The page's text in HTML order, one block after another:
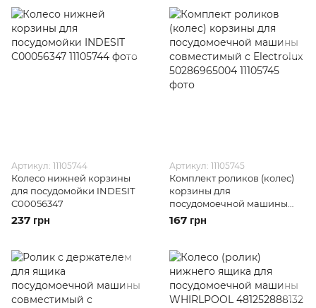
Артикул: 11105744
Колесо нижней корзины
для посудомойки INDESIT
C00056347
237 грн
Артикул: 11105745
Комплект роликов (колес)
корзины для
посудомоечной машины
совместимый с Electrolux
50286965004
167 грн